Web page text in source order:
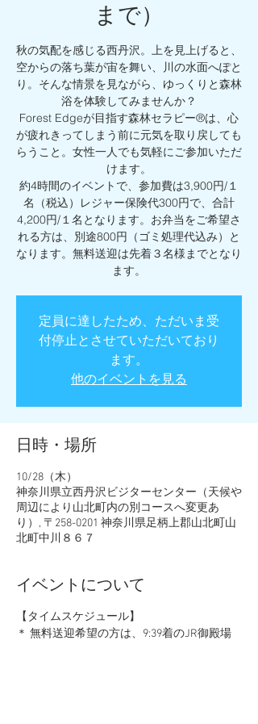
まで）
秋の気配を感じる西丹沢。上を見上げると、
空からの落ち葉が宙を舞い、川の水面へぽと
り。そんな情景を見ながら、ゆっくりと森林
浴を体験してみませんか？
Forest Edgeが目指す森林セラピー®︎は、心
が疲れきってしまう前に元気を取り戻しても
らうこと。女性一人でも気軽にご参加いただ
けます。
約4時間のイベントで、参加費は3,900円/１
名（税込）レジャー保険代300円で、合計
4,200円/１名となります。お弁当をご希望さ
れる方は、別途800円（ゴミ処理代込み）と
なります。無料送迎は先着３名様までとなり
ます。
定員に達したため、ただいま受
付停止とさせていただいており
ます。
他のイベントを見る
日時・場所
10/28（木）
神奈川県立西丹沢ビジターセンター（天候や
周辺により山北町内の別コースへ変更あ
り）, 〒258-0201 神奈川県足柄上郡山北町山
北町中川８６７
イベントについて
【タイムスケジュール】
＊ 無料送迎希望の方は、9:39着のJR御殿場